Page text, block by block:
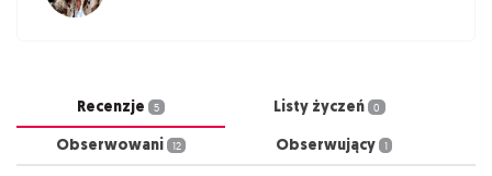
Recenzje 5 Listy życzeń 0
Obserwowani 12 Obserwujący 1